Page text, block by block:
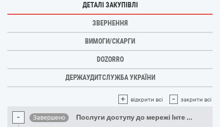
ДЕТАЛІ ЗАКУПІВЛІ
ЗВЕРНЕННЯ
ВИМОГИ/СКАРГИ
DOZORRO
ДЕРЖАУДИТСЛУЖБА УКРАЇНИ
+ відкрити всі - закрити всі
- Завершено Послуги доступу до мережі Інте ...